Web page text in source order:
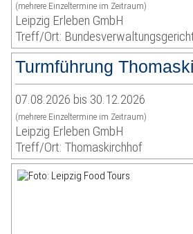
(mehrere Einzeltermine im Zeitraum)
Leipzig Erleben GmbH
Treff/Ort:
Turmführung
07.08.2026 bis 30.12.2026
(mehrere Einzeltermine im Zeitraum)
Leipzig Erleben GmbH
Treff/Ort: Thomaskirchhof